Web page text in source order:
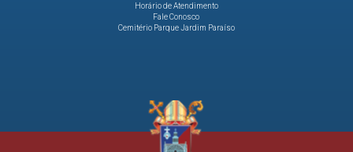
Horário de Atendimento
Fale Conosco
Cemitério Parque Jardim Paraíso